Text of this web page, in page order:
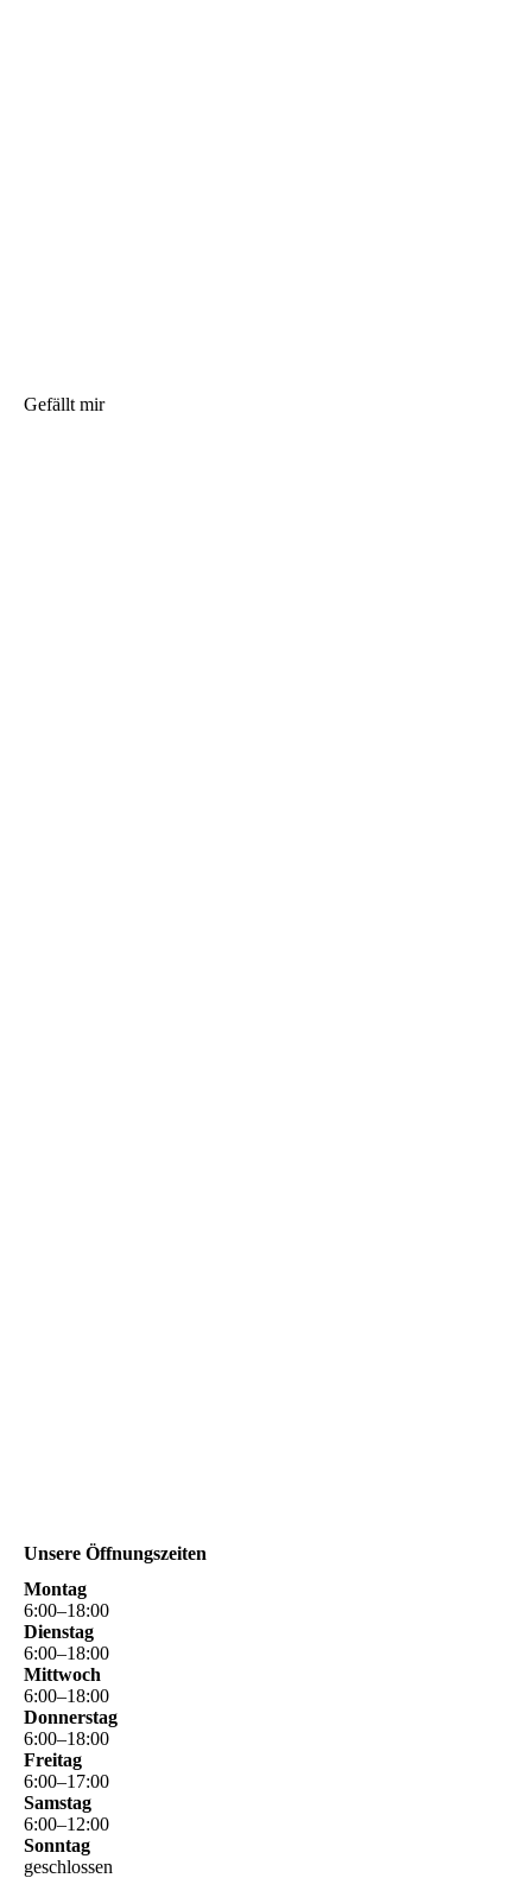
Gefällt mir
Unsere Öffnungszeiten
Montag
6:00–18:00
Dienstag
6:00–18:00
Mittwoch
6:00–18:00
Donnerstag
6:00–18:00
Freitag
6:00–17:00
Samstag
6:00–12:00
Sonntag
geschlossen